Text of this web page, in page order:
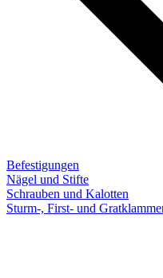
Befestigungen
Nägel und Stifte
Schrauben und Kalotten
Sturm-, First- und